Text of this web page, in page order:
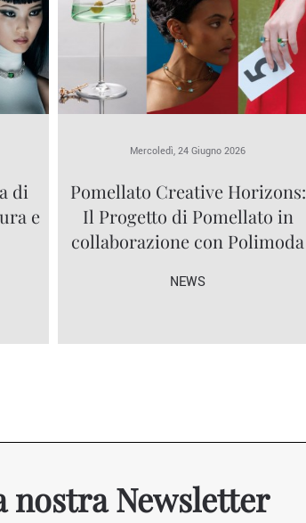
di
e
Mercoledì, 24 Giugno 2026
Pomellato Creative Horizons:
Il Progetto di Pomellato in
collaborazione con Polimoda
NEWS
Newsletter